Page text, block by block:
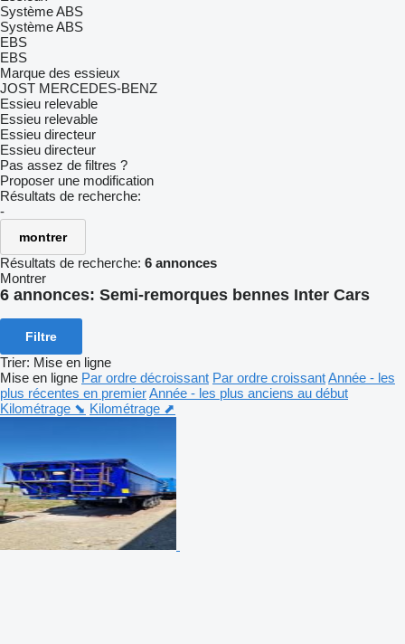
Système ABS
Système ABS
EBS
EBS
Marque des essieux
JOST MERCEDES-BENZ
Essieu relevable
Essieu relevable
Essieu directeur
Essieu directeur
Pas assez de filtres ?
Proposer une modification
Résultats de recherche:
-
montrer
Résultats de recherche: 6 annonces
Montrer
6 annonces: Semi-remorques bennes Inter Cars
Filtre
Trier: Mise en ligne
Mise en ligne Par ordre décroissant Par ordre croissantAnnée - les
plus récentes en premierAnnée - les plus anciens au début
Kilométrage ⬊ Kilométrage ⬈